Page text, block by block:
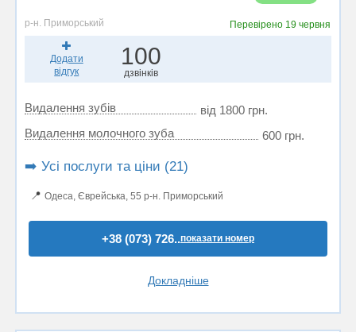
р-н. Приморський Перевірено 19 червня
Додати
відгук
100
дзвінків
Видалення зубів
від 1800 грн.
Видалення молочного зуба
600 грн.
➡️ Усі послуги та ціни (21)
📍 Одеса, Єврейська, 55 р-н. Приморський
+38 (073) 726..показати номер
Докладніше